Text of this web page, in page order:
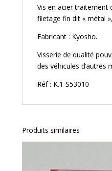
Vis en acier traitement
filetage fin dit « métal
Fabricant : Kyosho.
Visserie de qualité
des véhicules d’autres
Réf : K.1-S53010
Produits similaires